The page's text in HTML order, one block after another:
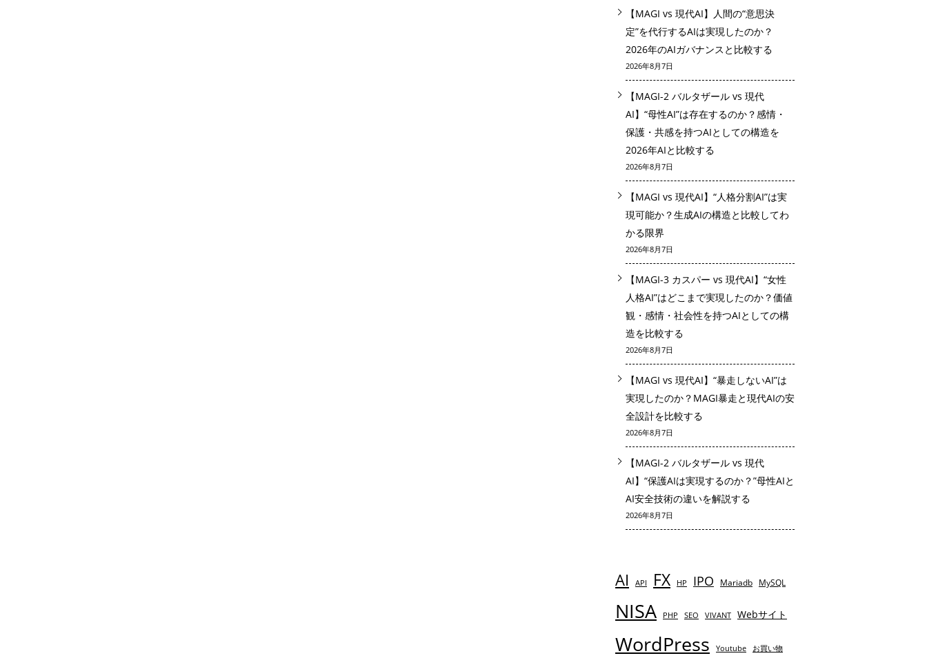
【MAGI vs 現代AI】人間の“意思決
定”を代行するAIは実現したのか？
2026年のAIガバナンスと比較する
2026年8月7日
【MAGI-2 バルタザール vs 現代
AI】“母性AI”は存在するのか？感情・
保護・共感を持つAIとしての構造を
2026年AIと比較する
2026年8月7日
【MAGI vs 現代AI】“人格分割AI”は実
現可能か？生成AIの構造と比較してわ
かる限界
2026年8月7日
【MAGI-3 カスパー vs 現代AI】“女性
人格AI”はどこまで実現したのか？価値
観・感情・社会性を持つAIとしての構
造を比較する
2026年8月7日
【MAGI vs 現代AI】“暴走しないAI”は
実現したのか？MAGI暴走と現代AIの安
全設計を比較する
2026年8月7日
【MAGI-2 バルタザール vs 現代
AI】“保護AIは実現するのか？”母性AIと
AI安全技術の違いを解説する
2026年8月7日
AI API FX HP IPO Mariadb MySQL
NISA PHP SEO VIVANT Webサイト
WordPress Youtube お買い物